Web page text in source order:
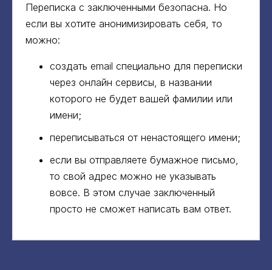
Переписка с заключенными безопасна. Но
если вы хотите анонимизировать себя, то
можно:
создать email специально для переписки
через онлайн сервисы, в названии
которого не будет вашей фамилии или
имени;
переписываться от ненастоящего имени;
если вы отправляете бумажное письмо,
то свой адрес можно не указывать
вовсе. В этом случае заключенный
просто не сможет написать вам ответ.